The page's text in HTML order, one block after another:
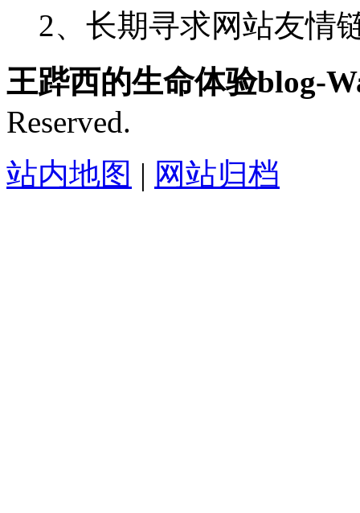
2、长期寻求网站友情
王跸西的生命体验blog-
Reserved.
站内地图 | 网站归档